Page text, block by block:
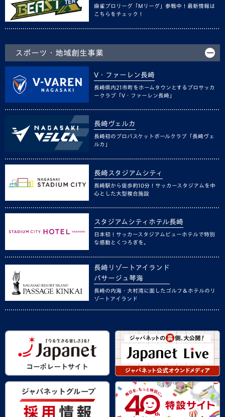
麻雀プロリーグ「Mリーグ」参戦中！最新情報は
こちらをチェック！
スポーツ・地域創生事業
V・ファーレン長崎
長崎県内21市町をホームタウンとするプロサッカ
ークラブ「V・ファーレン長崎」
長崎ヴェルカ
長崎初のプロバスケットボールクラブ「長崎ヴェ
ルカ」
長崎スタジアムシティ
長崎駅から徒歩約10分！サッカースタジアムを中
心とした大型複合施設
スタジアムシティホテル長崎
日本初！サッカースタジアムビューホテルで特別
な感動とくつろぎを。
長崎リゾートアイランド
パサージュ琴海
長崎の内海・大村湾に面したゴルフ＆ホテルのリ
ゾートアイランド